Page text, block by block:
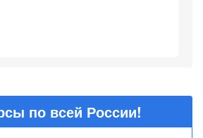
по всей России!